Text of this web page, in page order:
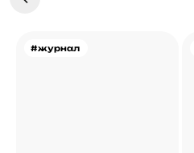
#журнал